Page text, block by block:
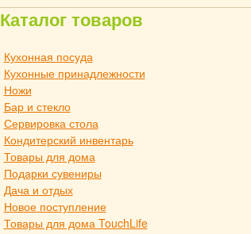
Каталог товаров
Кухонная посуда
Кухонные принадлежности
Ножи
Бар и стекло
Сервировка стола
Кондитерский инвентарь
Товары для дома
Подарки сувениры
Дача и отдых
Новое поступление
Товары для дома TouchLife